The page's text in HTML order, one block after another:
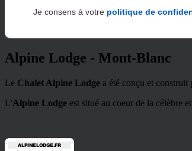
Je consens à votre politique de
Alpine Lodge - Mont-Blanc
Le Chalet Alpine Lodge a été conçu et
L'Alpine Lodge est situé au coeur de la célèbre